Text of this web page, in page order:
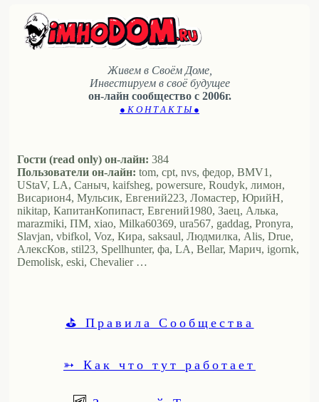
Живем в Своём Доме,
Инвестируем в своё будущее
он-лайн сообщество с 2006г.
● К О Н Т А К Т Ы ●
Гости (read only) он-лайн: 384
Пользователи он-лайн: tom, cpt, nvs, федор, BMV1,
UStaV, LA, Саныч, kaifsheg, powersure, Roudyk, лимон,
Висариoн4, Мульсик, Евгений223, Ломастер, ЮрийН,
nikitap, КапитанКопипаст, Евгений1980, Заец, Алька,
marazmiki, ПМ, xiao, Milka60369, ura567, gaddag, Pronyra,
Slavjan, vbifkol, Voz, Кира, saksaul, Людмилка, Alis, Drue,
АлексКов, stil23, Spellhunter, фа, LA, Bellar, Марич, igornk,
Demolisk, eski, Chevalier …
⛳ Правила Сообщества
➳ Как что тут работает